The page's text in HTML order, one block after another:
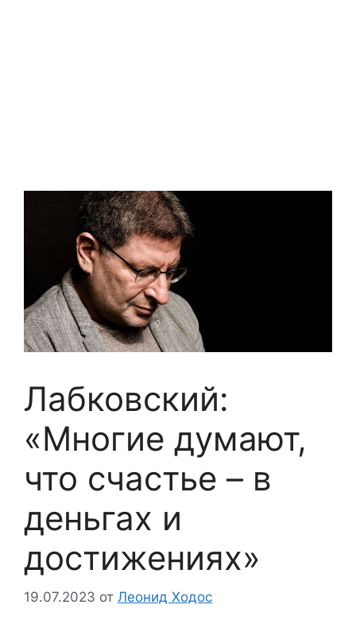
Лабковский:
«Многие думают,
что счастье – в
деньгах и
достижениях»
19.07.2023 от Леонид Ходос